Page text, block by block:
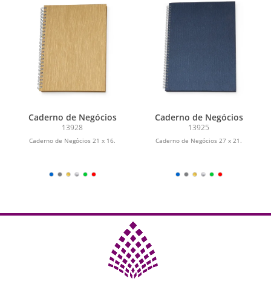
Caderno de Negócios
13928
Caderno de Negócios 21 x 16.
Caderno de Negócios
13925
Caderno de Negócios 27 x 21.